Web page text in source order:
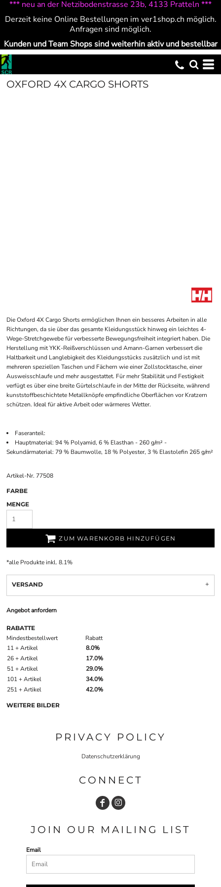
*** neu an der Netzibodenstrasse 23b, 4133 Pratteln ***
Derzeit keine Online Bestellungen im ver1shop.ch möglich.
Anfragen sind möglich.
Kunden und Team Shops sind weiterhin aktiv und bestellbar
OXFORD 4X CARGO SHORTS
Die Oxford 4X Cargo Shorts ermöglichen Ihnen ein besseres Arbeiten in alle
Richtungen, da sie über das gesamte Kleidungsstück hinweg ein leichtes 4-
Wege-Stretchgewebe für verbesserte Bewegungsfreiheit integriert haben. Die
Herstellung mit YKK-Reißverschlüssen und Amann-Garnen verbessert die
Haltbarkeit und Langlebigkeit des Kleidungsstücks zusätzlich und ist mit
mehreren speziellen Taschen und Fächern wie einer Zollstocktasche, einer
Ausweisschlaufe und mehr ausgestattet. Für mehr Stabilität und Festigkeit
verfügt es über eine breite Gürtelschlaufe in der Mitte der Rückseite, während
kunststoffbeschichtete Metallknöpfe empfindliche Oberflächen vor Kratzern
schützen. Ideal für aktive Arbeit oder wärmeres Wetter.
Faseranteil:
Hauptmaterial: 94 % Polyamid, 6 % Elasthan - 260 g/m² -
Sekundärmaterial: 79 % Baumwolle, 18 % Polyester, 3 % Elastolefin 265 g/m²
Artikel-Nr. 77508
FARBE
MENGE
ZUM WARENKORB HINZUFÜGEN
*alle Produkte inkl. 8.1%
VERSAND
Angebot anfordern
RABATTE
Mindestbestellwert
Rabatt
11 + Artikel
8.0%
26 + Artikel
17.0%
51 + Artikel
29.0%
101 + Artikel
34.0%
251 + Artikel
42.0%
WEITERE BILDER
PRIVACY POLICY
Datenschutzerklärung
CONNECT
JOIN OUR MAILING LIST
Email